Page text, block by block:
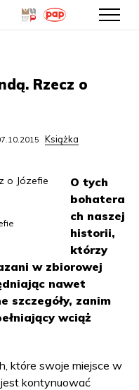
Rzecz o
Książka
O tych
bohatera
ch naszej
historii,
którzy
w zbiorowej
nawet
szczegóły, zanim
wciąż
które swoje miejsce w
kontynuować